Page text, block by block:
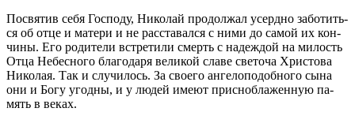
По­свя­тив се­бя Гос­по­ду, Ни­ко­лай про­дол­жал усерд­но за­бо­тить­
ся об от­це и ма­те­ри и не рас­ста­вал­ся с ни­ми до са­мой их кон­
чи­ны. Его ро­ди­те­ли встре­ти­ли смерть с на­деж­дой на ми­лость
От­ца Небес­но­го бла­го­да­ря ве­ли­кой сла­ве све­то­ча Хри­сто­ва
Ни­ко­лая. Так и слу­чи­лось. За сво­е­го ан­ге­ло­по­доб­но­го сы­на
они и Бо­гу угод­ны, и у лю­дей име­ют прис­нобла­жен­ную па­
мять в ве­ках.